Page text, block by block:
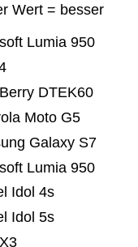
Wert = besser
Idol 5s
Idol 4s
Lumia 950
Galaxy S7
Moto G5
DTEK60
Lumia 950